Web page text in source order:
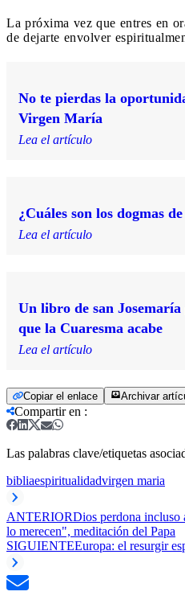
La próxima vez que entres en
de dejarte envolver
No te pierdas la
Virgen María
Lea el artículo
¿Cuáles son los dogmas
Lea el artículo
Un libro de san
que la Cuaresma acabe
Lea el artículo
Copiar el enlace Archivar
Compartir en :
Las palabras clave/etiquetas
bibliaespiritualidadvirgen maria
ANTERIORDios perdona incluso
lo merecen", meditación del Papa
SIGUIENTEEuropa: el resurgir